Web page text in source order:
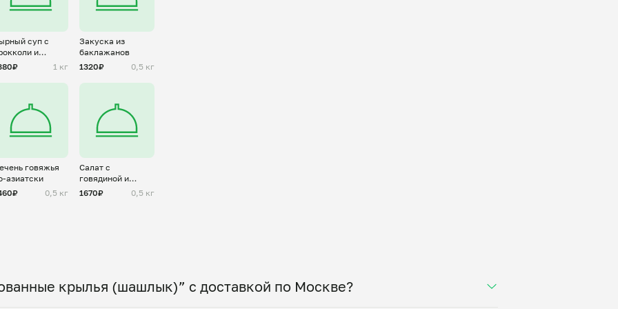
суп с
и
1 кг
Закуска из
баклажанов
1320₽
0,5 кг
говяжья
азиатски
0,5 кг
Салат с
говядиной и
овощами
1670₽ 0,5 кг
крылья (шашлык)” с доставкой по Москве?